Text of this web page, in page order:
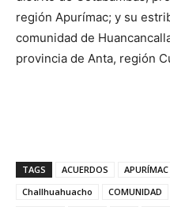
región Apurímac; y su
comunidad de
provincia de Anta, región
TAGS ACUERDOS APURÍMAC
Challhuahuacho
COMUNIDAD